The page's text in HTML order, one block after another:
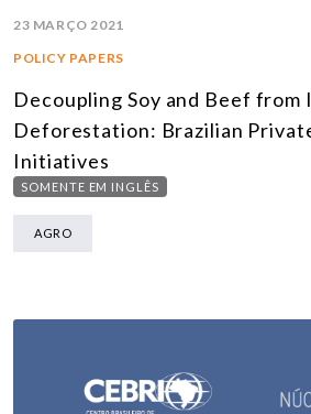
23 MARÇO 2021
POLICY PAPERS
Decoupling Soy and Beef from
Deforestation: Brazilian
Initiatives
SOMENTE EM INGLÊS
AGRO